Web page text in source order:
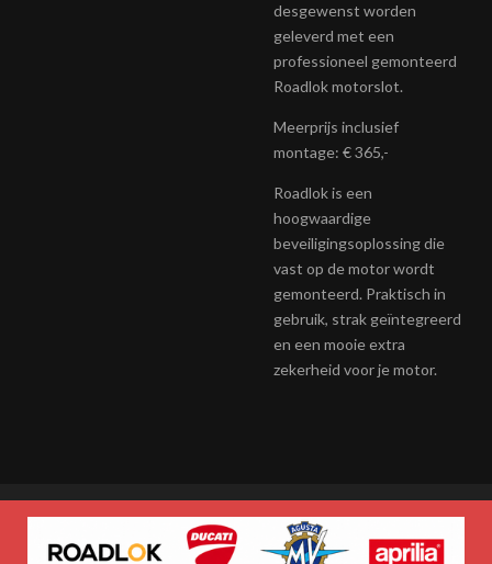
desgewenst worden
geleverd met een
professioneel gemonteerd
Roadlok motorslot.
Meerprijs inclusief
montage: € 365,-
Roadlok is een
hoogwaardige
beveiligingsoplossing die
vast op de motor wordt
gemonteerd. Praktisch in
gebruik, strak geïntegreerd
en een mooie extra
zekerheid voor je motor.